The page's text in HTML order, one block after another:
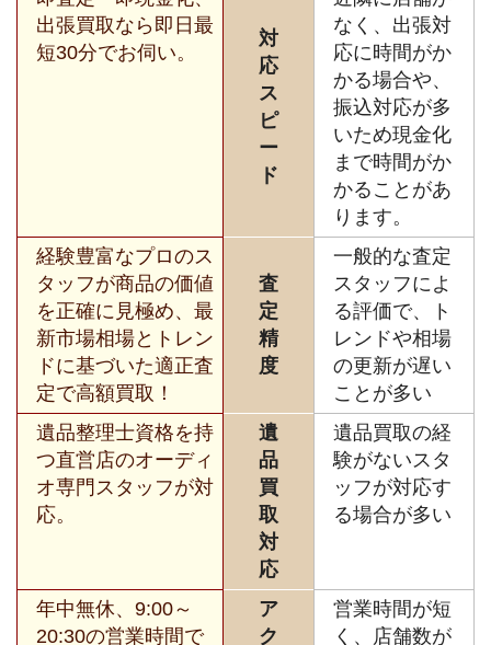
出張買取なら即日最
短30分でお伺い。
対
応
ス
ピ
ー
ド
なく、出張対
応に時間がか
かる場合や、
振込対応が多
いため現金化
まで時間がか
かることがあ
ります。
経験豊富なプロのス
タッフが商品の価値
を正確に見極め、最
新市場相場とトレン
ドに基づいた適正査
定で高額買取！
査
定
精
度
一般的な査定
スタッフによ
る評価で、ト
レンドや相場
の更新が遅い
ことが多い
遺品整理士資格を持
つ直営店のオーディ
オ専門スタッフが対
応。
遺
品
買
取
対
応
遺品買取の経
験がないスタ
ッフが対応す
る場合が多い
年中無休、9:00～
20:30の営業時間で
ア
ク
営業時間が短
く、店舗数が